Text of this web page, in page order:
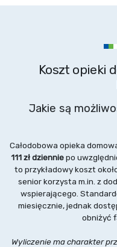
Koszt opieki
Jakie są
Całodobowa opieka
111 zł dzienniepo
to przykładowy koszt
senior korzysta m.in. z
wspierającego.
miesięcznie, jednak
obniżyć
Wyliczenie ma charakter